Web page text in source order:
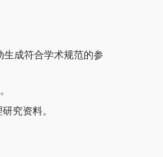
成符合学术规范的参
究资料。